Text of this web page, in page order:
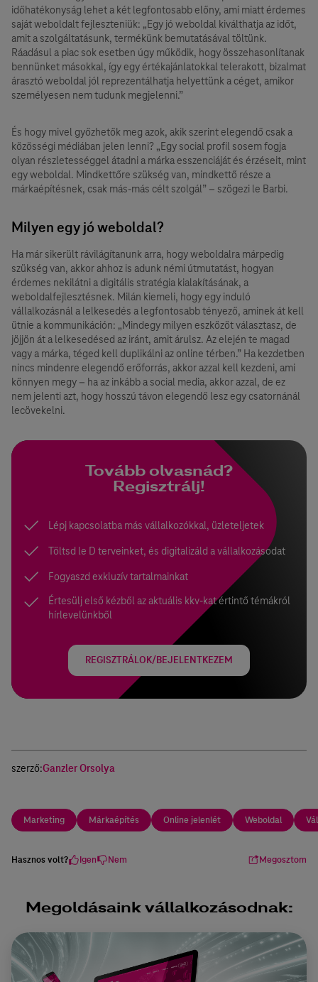
időhatékonyság lehet a két legfontosabb előny, ami miatt érdemes
saját weboldalt fejleszteniük: „Egy jó weboldal kiválthatja az időt,
amit a szolgáltatásunk, termékünk bemutatásával töltünk.
Ráadásul a piac sok esetben úgy működik, hogy összehasonlítanak
bennünket másokkal, így egy értékajánlatokkal telerakott, bizalmat
árasztó weboldal jól reprezentálhatja helyettünk a céget, amikor
személyesen nem tudunk megjelenni.”
És hogy mivel győzhetők meg azok, akik szerint elegendő csak a
közösségi médiában jelen lenni? „Egy social profil sosem fogja
olyan részletességgel átadni a márka esszenciáját és érzéseit, mint
egy weboldal. Mindkettőre szükség van, mindkettő része a
márkaépítésnek, csak más-más célt szolgál” – szögezi le Barbi.
Milyen egy jó weboldal?
Ha már sikerült rávilágítanunk arra, hogy weboldalra márpedig
szükség van, akkor ahhoz is adunk némi útmutatást, hogyan
érdemes nekilátni a digitális stratégia kialakításának, a
weboldalfejlesztésnek. Milán kiemeli, hogy egy induló
vállalkozásnál a lelkesedés a legfontosabb tényező, aminek át kell
ütnie a kommunikáción: „Mindegy milyen eszközöt választasz, de
jöjjön át a lelkesedésed az iránt, amit árulsz. Az elején te magad
vagy a márka, téged kell duplikálni az online térben.” Ha kezdetben
nincs mindenre elegendő erőforrás, akkor azzal kell kezdeni, ami
könnyen megy – ha az inkább a social media, akkor azzal, de ez
nem jelenti azt, hogy hosszú távon elegendő lesz egy csatornánál
lecövekelni.
Tovább olvasnád?
Regisztrálj!
Lépj kapcsolatba más vállalkozókkal, üzleteljetek
Töltsd le D terveinket, és digitalizáld a vállalkozásodat
Fogyaszd exkluzív tartalmainkat
Értesülj első kézből az aktuális kkv-kat értintő témákról
hírlevelünkből
REGISZTRÁLOK/BEJELENTKEZEM
szerző:Ganzler Orsolya
Marketing Márkaépítés Online jelenlét Weboldal
Hasznos volt? Igen Nem Megosztom
Megoldásaink vállalkozásodnak: